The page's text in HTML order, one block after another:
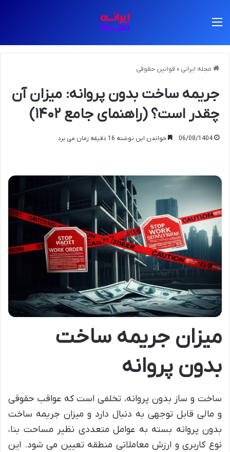
مجله ایرانی » قوانین حقوقی
جریمه ساخت بدون پروانه: میزان آن
چقدر است؟ (راهنمای جامع ۱۴۰۲)
06/08/1404 خواندن این نوشته 16 دقیقه زمان می برد
میزان جریمه ساخت
بدون پروانه
ساخت و ساز بدون پروانه، تخلفی است که عواقب حقوقی
و مالی قابل توجهی به دنبال دارد و میزان جریمه ساخت
بدون پروانه بسته به عوامل متعددی نظیر مساحت بنا،
نوع کاربری و ارزش معاملاتی منطقه تعیین می شود. این